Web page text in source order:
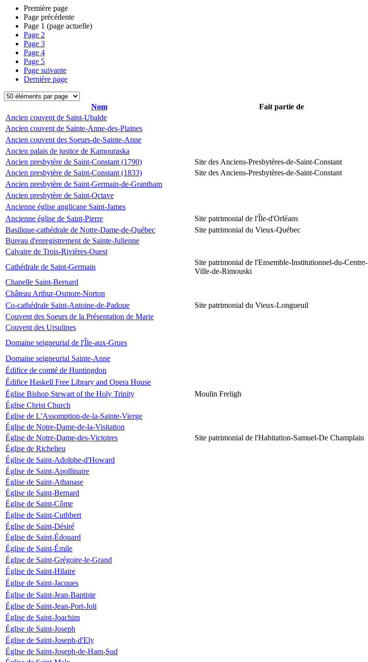
Première page
Page précédente
Page 1 (page actuelle)
Page 2
Page 3
Page 4
Page 5
Page suivante
Dernière page
Nom Fait partie de
Ancien couvent de Saint-Ubalde
Ancien couvent de Sainte-Anne-des-Plaines
Ancien couvent des Soeurs-de-Sainte-Anne
Ancien palais de justice de Kamouraska
Ancien presbytère de Saint-Constant (1790)
Site des Anciens-Presbytères-de-Saint-Constant
Ancien presbytère de Saint-Constant (1833)
Site des Anciens-Presbytères-de-Saint-Constant
Ancien presbytère de Saint-Germain-de-Grantham
Ancien presbytère de Saint-Octave
Ancienne église anglicane Saint-James
Ancienne église de Saint-Pierre
Site patrimonial de l'Île-d'Orléans
Basilique-cathédrale de Notre-Dame-de-Québec
Site patrimonial du Vieux-Québec
Bureau d'enregistrement de Sainte-Julienne
Calvaire de Trois-Rivières-Ouest
Cathédrale de Saint-Germain
Site patrimonial de l'Ensemble-Institutionnel-du-Centre-
Ville-de-Rimouski
Chapelle Saint-Bernard
Château Arthur-Osmore-Norton
Co-cathédrale Saint-Antoine-de-Padoue
Site patrimonial du Vieux-Longueuil
Couvent des Soeurs de la Présentation de Marie
Couvent des Ursulines
Domaine seigneurial de l'Île-aux-Grues
Domaine seigneurial Sainte-Anne
Édifice de comté de Huntingdon
Édifice Haskell Free Library and Opera House
Église Bishop Stewart of the Holy Trinity
Moulin Freligh
Église Christ Church
Église de L'Assomption-de-la-Sainte-Vierge
Église de Notre-Dame-de-la-Visitation
Église de Notre-Dame-des-Victoires
Site patrimonial de l'Habitation-Samuel-De Champlain
Église de Richelieu
Église de Saint-Adolphe-d'Howard
Église de Saint-Apollinaire
Église de Saint-Athanase
Église de Saint-Bernard
Église de Saint-Côme
Église de Saint-Cuthbert
Église de Saint-Désiré
Église de Saint-Édouard
Église de Saint-Émile
Église de Saint-Grégoire-le-Grand
Église de Saint-Hilaire
Église de Saint-Jacques
Église de Saint-Jean-Baptiste
Église de Saint-Jean-Port-Joli
Église de Saint-Joachim
Église de Saint-Joseph
Église de Saint-Joseph-d'Ely
Église de Saint-Joseph-de-Ham-Sud